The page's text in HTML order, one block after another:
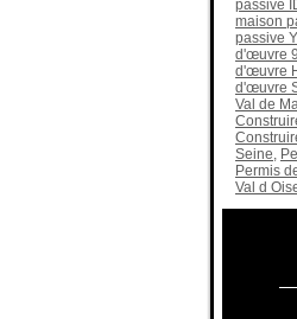
passive
maison
passive
d'œuvre
d'œuvre
d'œuvre
Val de
Seine,
Permis
Val d